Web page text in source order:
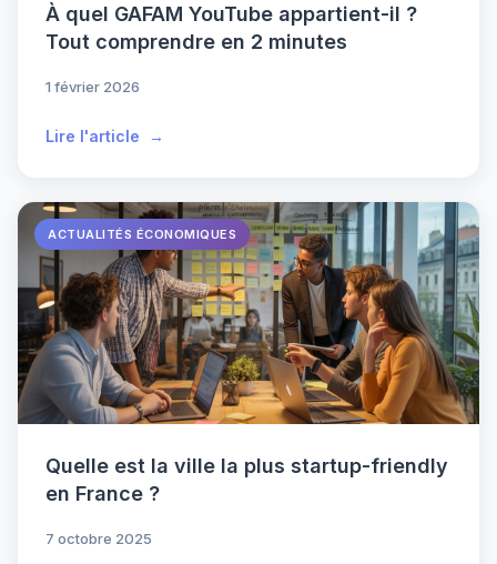
À quel GAFAM YouTube appartient-il ?
Tout comprendre en 2 minutes
1 février 2026
Lire l'article
ACTUALITÉS ÉCONOMIQUES
Quelle est la ville la plus startup-friendly
en France ?
7 octobre 2025